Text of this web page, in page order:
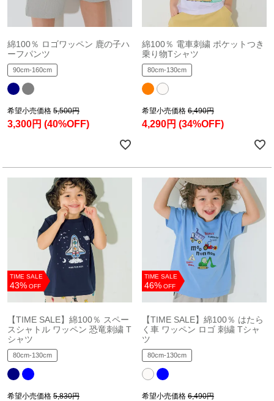
綿100％ ロゴワッペン 鹿の子ハ
ーフパンツ
90cm-160cm
希望小売価格 5,500円
3,300円 (40%OFF)
綿100％ 電車刺繍 ポケットつき
乗り物Tシャツ
80cm-130cm
希望小売価格 6,490円
4,290円 (34%OFF)
TIME SALE
43% OFF
【TIME SALE】綿100％ スペー
スシャトル ワッペン 恐竜刺繍 T
シャツ
80cm-130cm
希望小売価格 5,830円
TIME SALE
46% OFF
【TIME SALE】綿100％ はたら
く車 ワッペン ロゴ 刺繍 Tシャ
ツ
80cm-130cm
希望小売価格 6,490円